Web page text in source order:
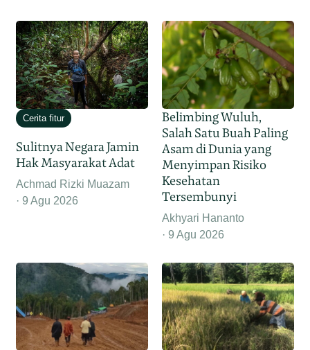
Cerita fitur
Sulitnya Negara Jamin
Hak Masyarakat Adat
Achmad Rizki Muazam
9 Agu 2026
Belimbing Wuluh,
Salah Satu Buah Paling
Asam di Dunia yang
Menyimpan Risiko
Kesehatan
Tersembunyi
Akhyari Hananto
9 Agu 2026